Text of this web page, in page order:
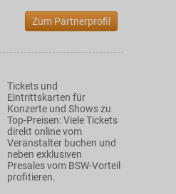
Zum Partnerprofil
Tickets und
Eintrittskarten für
Konzerte und Shows zu
Top-Preisen: Viele Tickets
direkt online vom
Veranstalter buchen und
neben exklusiven
Presales vom BSW-Vorteil
profitieren.